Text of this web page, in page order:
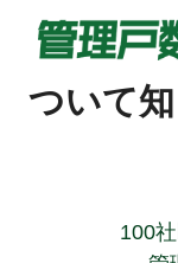
ついて
100